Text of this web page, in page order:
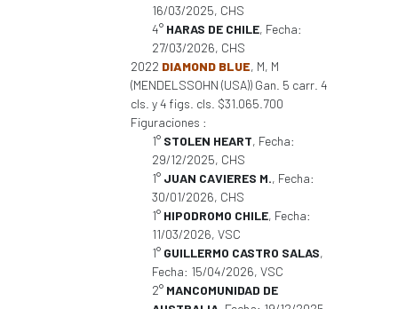
16/03/2025, CHS
4° HARAS DE CHILE, Fecha:
27/03/2026, CHS
2022 DIAMOND BLUE, M, M
(MENDELSSOHN (USA)) Gan. 5 carr. 4
cls. y 4 figs. cls. $31.065.700
Figuraciones :
1° STOLEN HEART, Fecha:
29/12/2025, CHS
1° JUAN CAVIERES M., Fecha:
30/01/2026, CHS
1° HIPODROMO CHILE, Fecha:
11/03/2026, VSC
1° GUILLERMO CASTRO SALAS,
Fecha: 15/04/2026, VSC
2° MANCOMUNIDAD DE